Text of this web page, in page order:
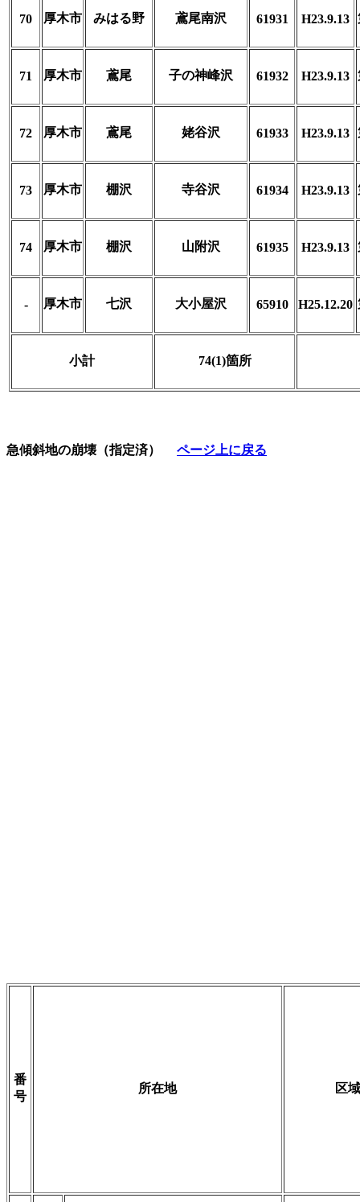
70 厚木市 みはる野 鳶尾南沢 61931 H23.9.13
71 厚木市 鳶尾 子の神峰沢 61932 H23.9.13
72 厚木市 鳶尾 姥谷沢 61933 H23.9.13
73 厚木市 棚沢 寺谷沢 61934 H23.9.13
74 厚木市 棚沢 山附沢 61935 H23.9.13
- 厚木市 七沢 大小屋沢 65910 H25.12.20
小計 74(1)箇所
急傾斜地の崩壊（指定済） ページ上に戻る
番
号
所在地 区